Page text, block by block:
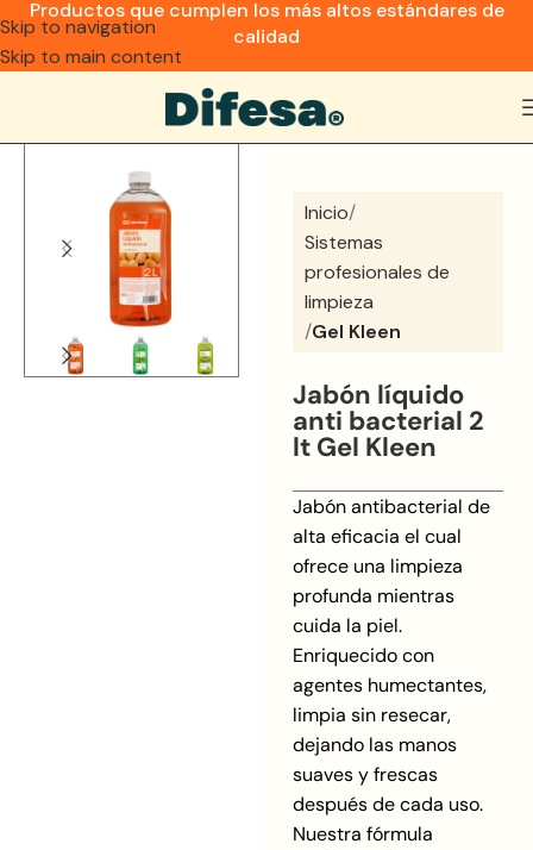
Skip to navigation
Skip to main content
Inicio
Sistemas
profesionales de
limpieza
Gel Kleen
Jabón líquido
anti bacterial 2
lt Gel Kleen
Jabón antibacterial de
alta eficacia el cual
ofrece una limpieza
profunda mientras
cuida la piel.
Enriquecido con
agentes humectantes,
limpia sin resecar,
dejando las manos
suaves y frescas
después de cada uso.
Nuestra fórmula
Productos que cumplen los más altos estándares de
calidad